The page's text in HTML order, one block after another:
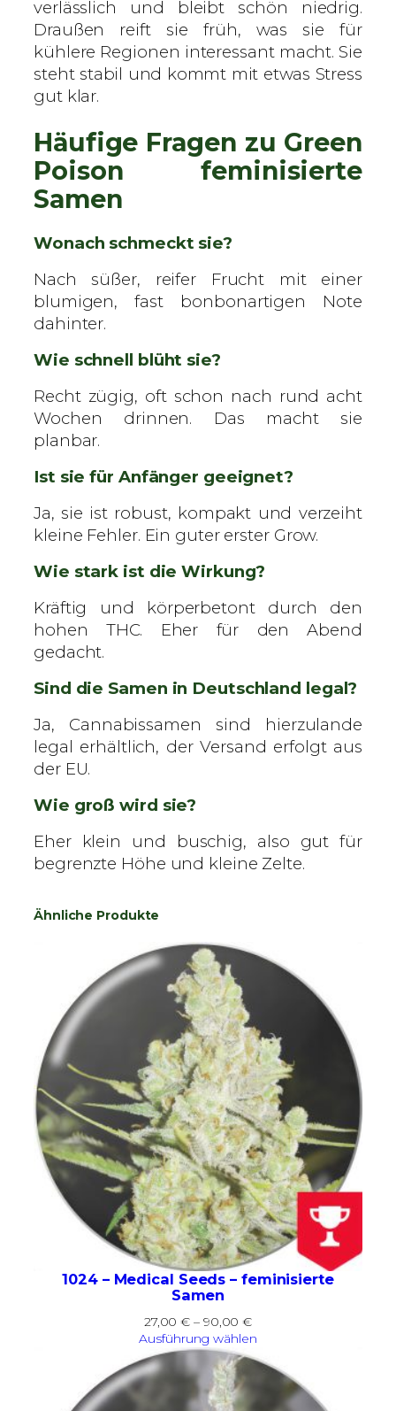
verlässlich und bleibt schön niedrig.
Draußen reift sie früh, was sie für
kühlere Regionen interessant macht. Sie
steht stabil und kommt mit etwas Stress
gut klar.
Häufige Fragen zu Green
Poison feminisierte
Samen
Wonach schmeckt sie?
Nach süßer, reifer Frucht mit einer
blumigen, fast bonbonartigen Note
dahinter.
Wie schnell blüht sie?
Recht zügig, oft schon nach rund acht
Wochen drinnen. Das macht sie
planbar.
Ist sie für Anfänger geeignet?
Ja, sie ist robust, kompakt und verzeiht
kleine Fehler. Ein guter erster Grow.
Wie stark ist die Wirkung?
Kräftig und körperbetont durch den
hohen THC. Eher für den Abend
gedacht.
Sind die Samen in Deutschland legal?
Ja, Cannabissamen sind hierzulande
legal erhältlich, der Versand erfolgt aus
der EU.
Wie groß wird sie?
Eher klein und buschig, also gut für
begrenzte Höhe und kleine Zelte.
Ähnliche Produkte
1024 – Medical Seeds – feminisierte
Samen
27,00€ – 90,00€Preisspanne:
27,00 €
bis
90,00 €
Ausführung wählen